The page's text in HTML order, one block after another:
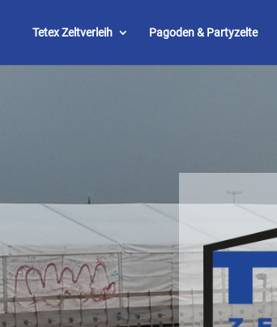
Tetex Zeltverleih Pagoden & Partyzelte